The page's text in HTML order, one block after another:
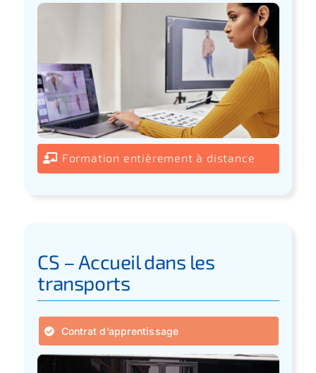
Formation entièrement à distance
CS – Accueil dans les
transports
Contrat d’apprentissage